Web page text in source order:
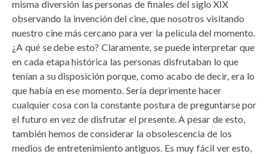
misma diversión las personas de finales del siglo XIX
observando la invención del cine, que nosotros visitando
nuestro cine más cercano para ver la película del momento.
¿A qué se debe esto? Claramente, se puede interpretar que
en cada etapa histórica las personas disfrutaban lo que
tenían a su disposición porque, como acabo de decir, era lo
que había en ese momento. Sería deprimente hacer
cualquier cosa con la constante postura de preguntarse por
el futuro en vez de disfrutar el presente. A pesar de esto,
también hemos de considerar la obsolescencia de los
medios de entretenimiento antiguos. Es muy fácil ver esto,